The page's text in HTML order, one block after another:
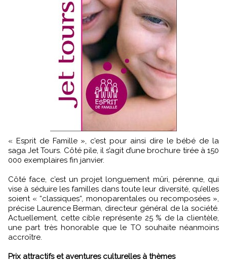
« Esprit de Famille », c’est pour ainsi dire le bébé de la
saga Jet Tours. Côté pile, il s’agit d’une brochure tirée à 150
000 exemplaires fin janvier.
Côté face, c’est un projet longuement mûri, pérenne, qui
vise à séduire les familles dans toute leur diversité, qu’elles
soient « “classiques“, monoparentales ou recomposées »,
précise Laurence Berman, directeur général de la société.
Actuellement, cette cible représente 25 % de la clientèle,
une part très honorable que le TO souhaite néanmoins
accroître.
Prix attractifs et aventures culturelles à thèmes